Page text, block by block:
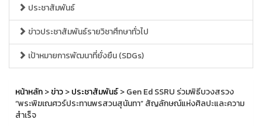
ประชาสัมพันธ์
ข่าวประชาสัมพันธ์รายวิชาศึกษาทั่วไป
เป้าหมายการพัฒนาที่ยั่งยืน (SDGs)
หน้าหลัก>ข่าว>ประชาสัมพันธ์> Gen Ed SSRU ร่วมพิธีบวงสรวง
“พระพิฆเณศวร์ประทานพรสวนสุนันทา” สัญลักษณ์แห่งศิลปะและความ
สำเร็จ